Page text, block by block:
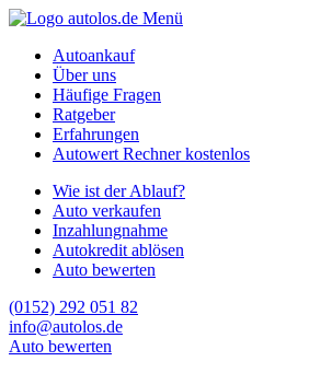
Menü
Autoankauf
Über uns
Häufige Fragen
Ratgeber
Erfahrungen
Autowert Rechner kostenlos
Wie ist der Ablauf?
Auto verkaufen
Inzahlungnahme
Autokredit ablösen
Auto bewerten
(0152) 292 051 82
info@autolos.de
Auto bewerten